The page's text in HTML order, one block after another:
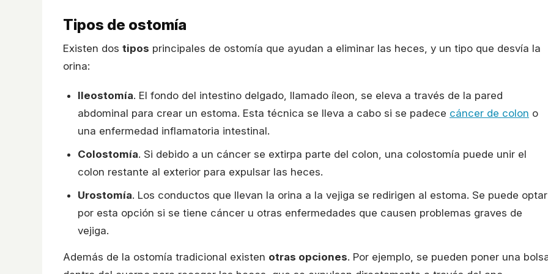
Tipos de ostomía
Existen dos tipos principales de ostomía que ayudan a eliminar las heces, y un tipo que desvía la
orina:
Ileostomía. El fondo del intestino delgado, llamado íleon, se eleva a través de la pared
abdominal para crear un estoma. Esta técnica se lleva a cabo si se padece cáncer de colon o
una enfermedad inflamatoria intestinal.
Colostomía. Si debido a un cáncer se extirpa parte del colon, una colostomía puede unir el
colon restante al exterior para expulsar las heces.
Urostomía. Los conductos que llevan la orina a la vejiga se redirigen al estoma. Se puede optar
por esta opción si se tiene cáncer u otras enfermedades que causen problemas graves de
vejiga.
Además de la ostomía tradicional existen otras opciones. Por ejemplo, se pueden poner una